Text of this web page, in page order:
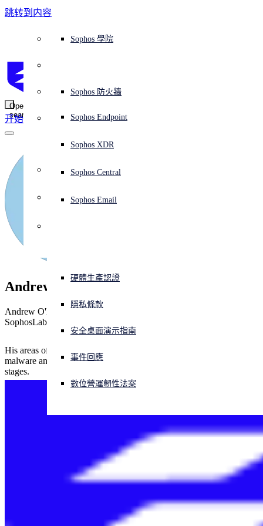
跳转到内容
Open
search
开始
正遭遇網路攻擊？立即獲取協助
简体中文 Open language switcher
平台概覽Sophos Central
Sophos AI
整合 marketplace 市集
威脅情報
免費試用
端點保護（下一代防毒軟體）
伺服器防護
Mobile Security
安全營運
XDR - 擴展式偵測與回應
身分識別安全
ITDR - 身分識別威脅偵測與回應
網路安全與基礎架構
下一代防火牆 (NGFW)
網路交換機
無線存取點
Workspace Protection
Workspace Protection
零信任網路存取 (ZTNA)
DNS 防護 (DNS Protection)
Email Monitoring System
Email Security
電子郵件與網路釣魚防護
雲端工作負載防護
託管式服務MDR - 託管式偵測與回應
漏洞管理（託管式風險）
諮詢服務概覽
專業服務
營運支援
免費工具
NIST 評估
使用案例全天候守護我的組織
保障遠端與混合辦公員工的安全
應對網路保險要求
保護我的 Microsoft 環境
啟用雲端原生安全性
所有解決方案
教育
政府部門
醫療保健
製造業
零售業
為什麼選擇 Sophos？
獎項與榮譽
競爭對手比較
公司
媒體
職位空缺
信任中心
信任中心概覽
安全設計
負責任的披露
ESG
企業政策
網路安全指引
硬體生產認證
隱私條款
安全桌面演示指南
事件回應
數位營運韌性法案
Sophos 合作夥伴
Partner Program 合作夥伴計畫
Partner care 支援
合作夥伴培訓
合作夥伴部落格
通路合作夥伴
OEM
整合和 API
威脅情報X-Ops 威脅研究
AI 研究
威脅檔案
威脅資料庫
威脅研究部落格
檢視所有資源
案例研究
報告
線上研討會
白皮書
影片
部落格
Sophos 部落格
AI 研究
安全營運
合作夥伴部落格
獲得協助（支援）
緊急事件回應
支援計劃
客戶成功
技術客戶經理（TAM）
聯絡 Sophos 支援
聯絡 Partner Care
下載及更新
Sophos 狀態頁面
安全公告
提交威脅
產品支援
產品文件
Sophos 防火牆
Sophos Endpoint
Sophos XDR
Sophos Central
Sophos Email
培訓
Sophos 學院
Andrew O'Donnell
Andrew O'Donnell works as a senior threat researcher for
SophosLabs and has been working at Sophos since 2007.
His areas of interest include attack tools, reverse engineering,
malware analysis, and finding ways to defend against attacks at all
stages.